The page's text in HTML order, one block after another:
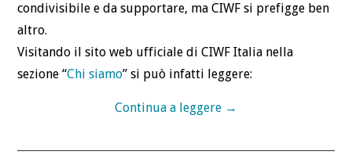
condivisibile e da supportare, ma CIWF si prefigge ben
altro.
Visitando il sito web ufficiale di CIWF Italia nella
sezione “Chi siamo” si può infatti leggere:
Continua a leggere →